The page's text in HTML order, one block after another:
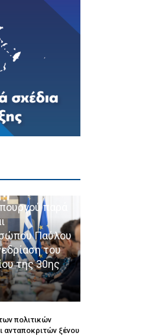
παρά
Παύλου
του
της 30ης
πολιτικών
ανταποκριτών ξένου